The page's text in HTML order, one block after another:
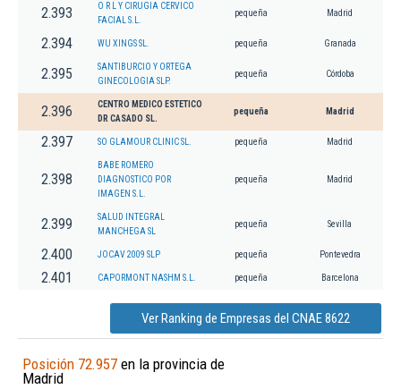
2.393
O R L Y CIRUGIA CERVICO
FACIAL S.L.
pequeña Madrid
2.394 WU XINGS SL. pequeña Granada
2.395
SANTIBURCIO Y ORTEGA
GINECOLOGIA SLP.
pequeña Córdoba
2.396
CENTRO MEDICO ESTETICO
DR CASADO SL.
pequeña Madrid
2.397 SO GLAMOUR CLINIC SL. pequeña Madrid
2.398
BABE ROMERO
DIAGNOSTICO POR
IMAGEN S.L.
pequeña Madrid
2.399
SALUD INTEGRAL
MANCHEGA SL
pequeña Sevilla
2.400 JOCAV 2009 SLP pequeña Pontevedra
2.401 CAPORMONT NASHM S.L. pequeña Barcelona
Ver Ranking de Empresas del CNAE 8622
Posición 72.957 en la provincia de
Madrid